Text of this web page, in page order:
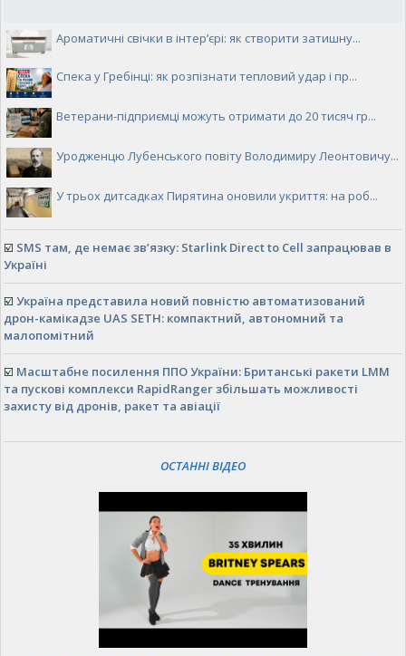
Ароматичні свічки в інтер’єрі: як створити затишну...
Спека у Гребінці: як розпізнати тепловий удар і пр...
Ветерани-підприємці можуть отримати до 20 тисяч гр...
Уродженцю Лубенського повіту Володимиру Леонтовичу...
У трьох дитсадках Пирятина оновили укриття: на роб...
☑️ SMS там, де немає зв’язку: Starlink Direct to Cell запрацював в
Україні
☑️ Україна представила новий повністю автоматизований
дрон-камікадзе UAS SETH: компактний, автономний та
малопомітний
☑️ Масштабне посилення ППО України: Британські ракети LMM
та пускові комплекси RapidRanger збільшать можливості
захисту від дронів, ракет та авіації
ОСТАННІ ВІДЕО